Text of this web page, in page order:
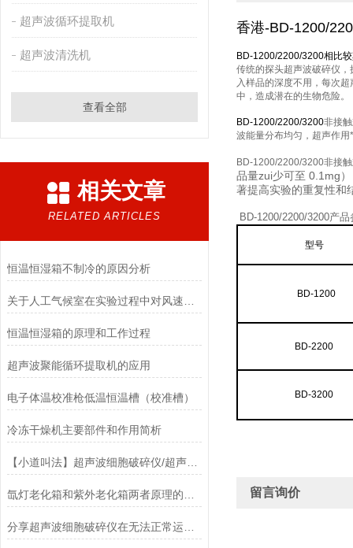
超声波循环提取机
超声波清洗机
查看全部
相关文章
RELATED ARTICLES
恒温恒湿箱不制冷的原因分析
恒温恒湿箱的原理和工作过程
超声波聚能循环提取机的应用
电子体温校准枪低温恒温槽（校准槽）
冷冻干燥机主要部件和作用简析
【小道叫法】超声波细胞破碎仪/超声波细胞粉碎机
香港-BD-1200/
BD-1200/2200/3200相比
传统的探头超声波破碎仪
入样品的深度不用，每次
中，造成潜在的生物危险。
BD-1200/2200/3200非接
波能量分布均匀，超声作
BD-1200/2200/3200非接
品量zui少可至 0.1mg
著提高实验的重复性和
BD-1200/2200/3200产品
型号
BD-1200
BD-2200
BD-3200
留言询价